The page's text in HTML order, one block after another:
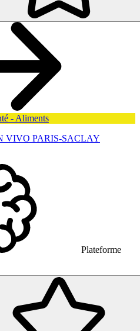
- Aliments
VIVO PARIS-SACLAY
Plateforme